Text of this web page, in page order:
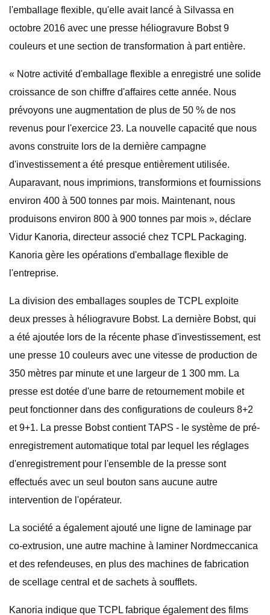
l'emballage flexible, qu'elle avait lancé à Silvassa en
octobre 2016 avec une presse héliogravure Bobst 9
couleurs et une section de transformation à part entière.
« Notre activité d'emballage flexible a enregistré une solide
croissance de son chiffre d'affaires cette année. Nous
prévoyons une augmentation de plus de 50 % de nos
revenus pour l'exercice 23. La nouvelle capacité que nous
avons construite lors de la dernière campagne
d'investissement a été presque entièrement utilisée.
Auparavant, nous imprimions, transformions et fournissions
environ 400 à 500 tonnes par mois. Maintenant, nous
produisons environ 800 à 900 tonnes par mois », déclare
Vidur Kanoria, directeur associé chez TCPL Packaging.
Kanoria gère les opérations d'emballage flexible de
l'entreprise.
La division des emballages souples de TCPL exploite
deux presses à héliogravure Bobst. La dernière Bobst, qui
a été ajoutée lors de la récente phase d'investissement, est
une presse 10 couleurs avec une vitesse de production de
350 mètres par minute et une largeur de 1 300 mm. La
presse est dotée d'une barre de retournement mobile et
peut fonctionner dans des configurations de couleurs 8+2
et 9+1. La presse Bobst contient TAPS - le système de pré-
enregistrement automatique total par lequel les réglages
d'enregistrement pour l'ensemble de la presse sont
effectués avec un seul bouton sans aucune autre
intervention de l'opérateur.
La société a également ajouté une ligne de laminage par
co-extrusion, une autre machine à laminer Nordmeccanica
et des refendeuses, en plus des machines de fabrication
de scellage central et de sachets à soufflets.
Kanoria indique que TCPL fabrique également des films